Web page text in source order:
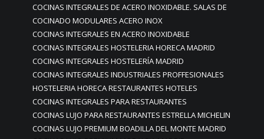
COCINAS INTEGRALES DE ACERO INOXIDABLE. SALAS DE
COCINADO MODULARES ACERO INOX
COCINAS INTEGRALES EN ACERO INOXIDABLE
COCINAS INTEGRALES HOSTELERIA HORECA MADRID
COCINAS INTEGRALES HOSTELERÍA MADRID
COCINAS INTEGRALES INDUSTRIALES PROFFESIONALES
HOSTELERIA HORECA RESTAURANTES HOTELES
COCINAS INTEGRALES PARA RESTAURANTES
COCINAS LUJO PARA RESTAURANTES ESTRELLA MICHELIN
COCINAS LUJO PREMIUM BOADILLA DEL MONTE MADRID